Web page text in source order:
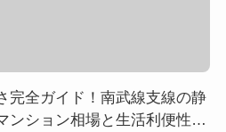
完全ガイド！南武線支線の静
ンション相場と生活利便性を